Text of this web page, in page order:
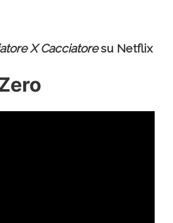
X Cacciatoresu Netflix